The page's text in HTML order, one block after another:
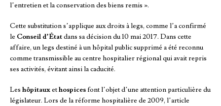
l’entretien et la conservation des biens remis ».
Cette substitution s’applique aux droits à legs, comme l’a confirmé
le Conseil d’Étatdans sa décision du 10 mai 2017. Dans cette
affaire, un legs destiné à un hôpital public supprimé a été reconnu
comme transmissible au centre hospitalier régional qui avait repris
ses activités, évitant ainsi la caducité.
Les hôpitauxethospices font l’objet d’une attention particulière du
législateur. Lors de la réforme hospitalière de 2009, l’article